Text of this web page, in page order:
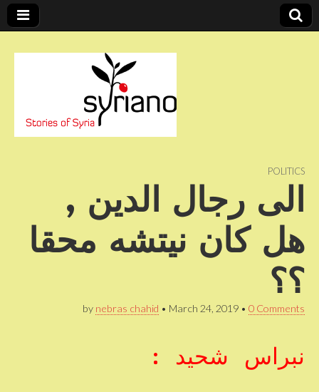
syriano POLITICS
الى رجال الدين ,
هل كان نيتشه محقا
؟؟
by nebras chahid • March 24, 2019 • 0 Comments
نبراس شحيد :